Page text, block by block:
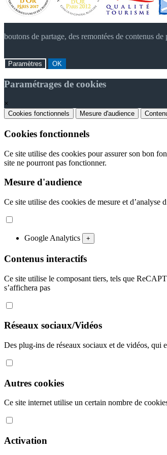
boutons de partage, des remontées de contenus de
Paramètres OK
Paramétrages de cookies
×
Cookies fonctionnels Mesure d'audience
Cookies fonctionnels
Ce site utilise des cookies pour assurer son bon
site ne pourront pas fonctionner.
Mesure d'audience
Ce site utilise des cookies de mesure et
Google Analytics +
Contenus interactifs
Ce site utilise le composant tiers, tels que
s’affichera pas
Réseaux sociaux/Vidéos
Des plug-ins de réseaux sociaux et de vidéos, qui
Autres cookies
Ce site internet utilise un certain nombre de
Activation